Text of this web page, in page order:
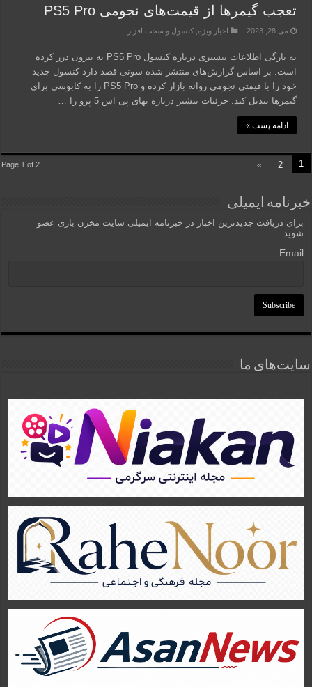
تعجب گیمرها از قیمت‌های نجومی PS5 Pro
می 28, 2023 اخبار ویژه ,کنسول و سخت افزار
به تازگی اطلاعات بیشتری درباره کنسول PS5 Pro به بیرون درز کرده
است. بر اساس گزارش‌های منتشر شده سونی قصد دارد کنسول جدید
خود را با قیمتی نجومی روانه بازار کرده و PS5 Pro را به کابوسی برای
گیمرها تبدیل کند. جزئیات بیشتر درباره بهای پی اس 5 پرو را …
ادامه پست »
Page 1 of 2 1
2
»
خبرنامه ایمیلی
برای دریافت جدیدترین اخبار در خبرنامه ایمیلی سایت مخزن بازی عضو
شوید...
Email
سایت‌های ما